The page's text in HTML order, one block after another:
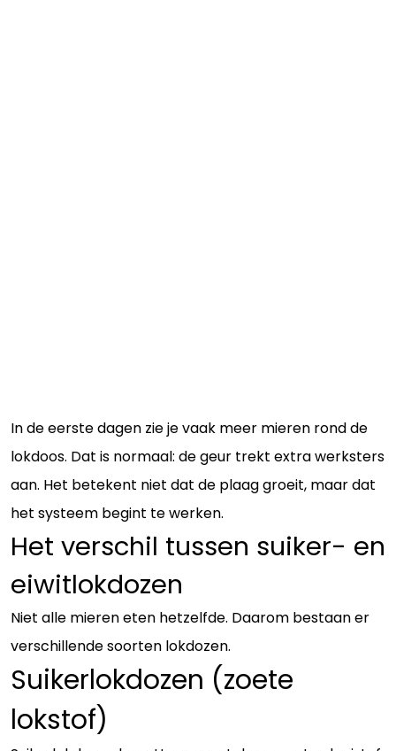
In de eerste dagen zie je vaak meer mieren rond de
lokdoos. Dat is normaal: de geur trekt extra werksters
aan. Het betekent niet dat de plaag groeit, maar dat
het systeem begint te werken.
Het verschil tussen suiker- en
eiwitlokdozen
Niet alle mieren eten hetzelfde. Daarom bestaan er
verschillende soorten lokdozen.
Suikerlokdozen (zoete
lokstof)